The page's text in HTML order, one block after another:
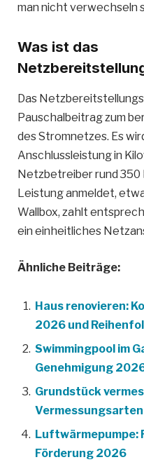
man nicht verwechseln
Was ist das
Das
Pauschalbeitrag zum
des Stromnetzes. Es
Anschlussleistung in
Netzbetreiber rund 350
Leistung anmeldet,
Wallbox, zahlt
ein einheitliches
Ähnliche Beiträge:
Haus renovieren:
2026 und
Swimmingpool im
Genehmigung
Grundstück
Luftwärmepumpe:
Förderung 2026